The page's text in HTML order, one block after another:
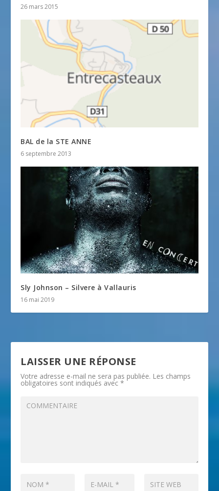
26 mars 2015
BAL de la STE ANNE
6 septembre 2013
Sly Johnson – Silvere à Vallauris
16 mai 2019
LAISSER UNE RÉPONSE
Votre adresse e-mail ne sera pas publiée. Les champs
obligatoires sont indiqués avec*